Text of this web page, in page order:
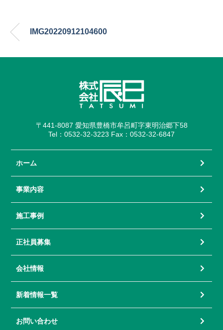
IMG20220912104600
〒441-8087 愛知県豊橋市牟呂町字東明治郷下58
Tel：0532-32-3223 Fax：0532-32-6847
ホーム
事業内容
施工事例
正社員募集
会社情報
新着情報一覧
お問い合わせ